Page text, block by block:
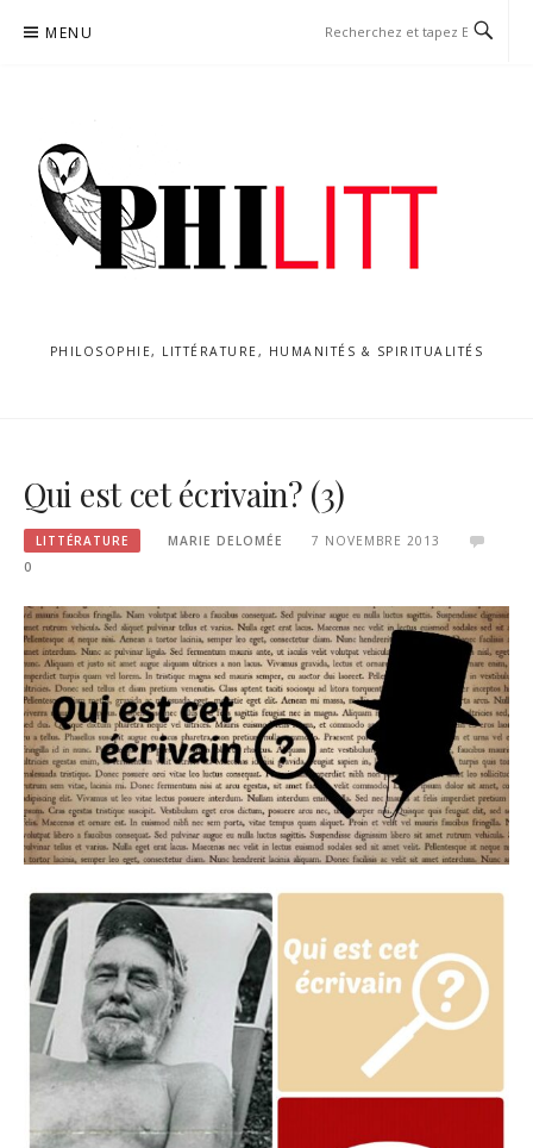
MENU
PHILOSOPHIE, LITTÉRATURE, HUMANITÉS & SPIRITUALITÉS
Qui est cet écrivain? (3)
LITTÉRATURE MARIE DELOMÉE
7 NOVEMBRE 2013
0